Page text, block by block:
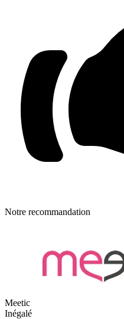
Notre recommandation
Meetic
Inégalé